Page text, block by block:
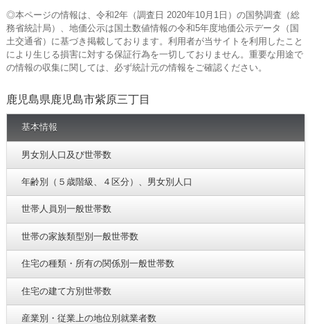
◎本ページの情報は、令和2年（調査日 2020年10月1日）の国勢調査（総
務省統計局）、地価公示は国土数値情報の令和5年度地価公示データ（国
土交通省）に基づき掲載しております。利用者が当サイトを利用したこと
により生じる損害に対する保証行為を一切しておりません。重要な用途で
の情報の収集に関しては、必ず統計元の情報をご確認ください。
鹿児島県鹿児島市紫原三丁目
基本情報
男女別人口及び世帯数
年齢別（５歳階級、４区分）、男女別人口
世帯人員別一般世帯数
世帯の家族類型別一般世帯数
住宅の種類・所有の関係別一般世帯数
住宅の建て方別世帯数
産業別・従業上の地位別就業者数